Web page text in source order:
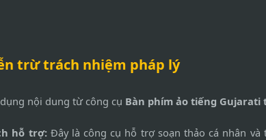
trừ trách nhiệm pháp lý
nội dung từ công cụ Bàn phím ảo tiếng
hỗ trợ:Đây là công cụ hỗ trợ soạn thảo cá nhân